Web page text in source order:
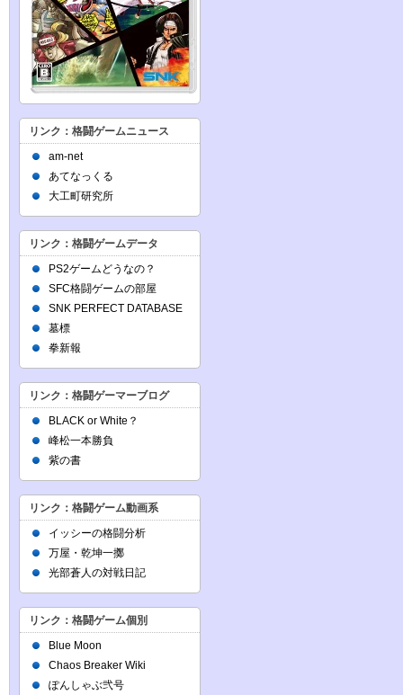
リンク：格闘ゲームニュース
am-net
あてなっくる
大工町研究所
リンク：格闘ゲームデータ
PS2ゲームどうなの？
SFC格闘ゲームの部屋
SNK PERFECT DATABASE
墓標
拳新報
リンク：格闘ゲーマーブログ
BLACK or White？
峰松一本勝負
紫の書
リンク：格闘ゲーム動画系
イッシーの格闘分析
万屋・乾坤一擲
光部蒼人の対戦日記
リンク：格闘ゲーム個別
Blue Moon
Chaos Breaker Wiki
ぽんしゃぶ弐号